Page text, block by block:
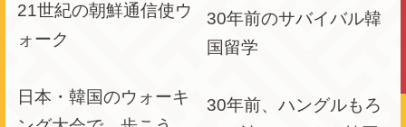
21世紀の朝鮮通信使ウ
ォーク
日本・韓国のウォーキ
30年前のサバイバル韓
国留学
30年前、ハングルもろ